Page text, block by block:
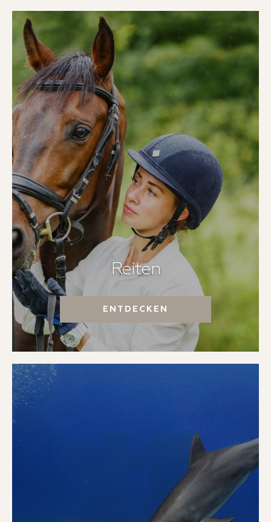
Reiten
ENTDECKEN